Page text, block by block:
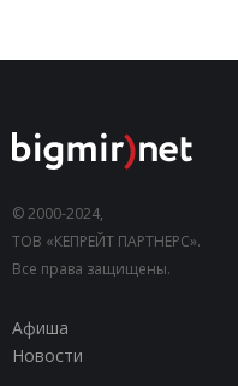
© 2000-2024,
ТОВ «КЕПРЕЙТ ПАРТНЕРС».
Все права защищены.
Афиша
Новости